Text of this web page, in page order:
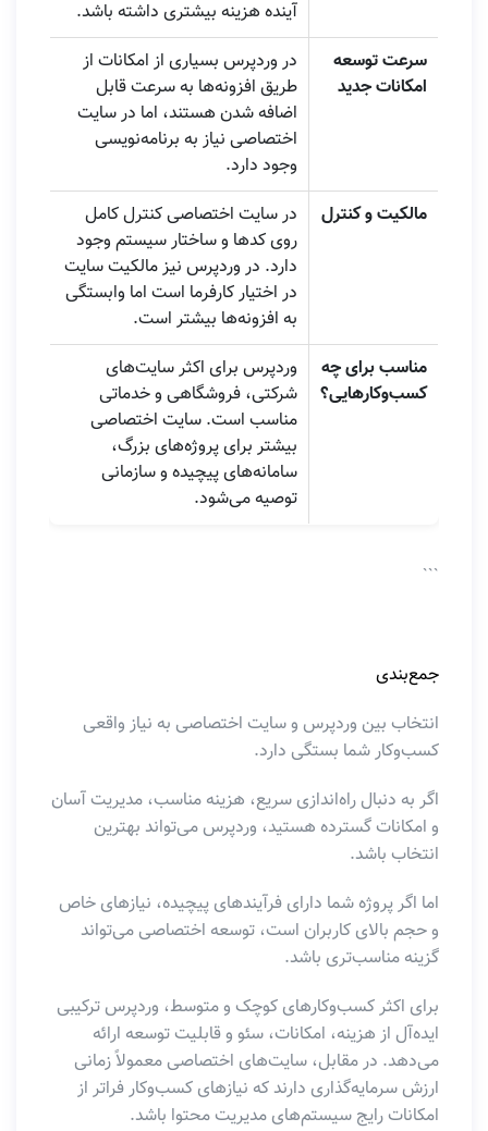
آینده هزینه بیشتری داشته باشد.
سرعت توسعه
امکانات جدید
در وردپرس بسیاری از امکانات از
طریق افزونه‌ها به سرعت قابل
اضافه شدن هستند، اما در سایت
اختصاصی نیاز به برنامه‌نویسی
وجود دارد.
مالکیت و کنترل
در سایت اختصاصی کنترل کامل
روی کدها و ساختار سیستم وجود
دارد. در وردپرس نیز مالکیت سایت
در اختیار کارفرما است اما وابستگی
به افزونه‌ها بیشتر است.
مناسب برای چه
کسب‌وکارهایی؟
وردپرس برای اکثر سایت‌های
شرکتی، فروشگاهی و خدماتی
مناسب است. سایت اختصاصی
بیشتر برای پروژه‌های بزرگ،
سامانه‌های پیچیده و سازمانی
توصیه می‌شود.
```
جمع‌بندی
انتخاب بین وردپرس و سایت اختصاصی به نیاز واقعی
کسب‌وکار شما بستگی دارد.
اگر به دنبال راه‌اندازی سریع، هزینه مناسب، مدیریت آسان
و امکانات گسترده هستید، وردپرس می‌تواند بهترین
انتخاب باشد.
اما اگر پروژه شما دارای فرآیندهای پیچیده، نیازهای خاص
و حجم بالای کاربران است، توسعه اختصاصی می‌تواند
گزینه مناسب‌تری باشد.
برای اکثر کسب‌وکارهای کوچک و متوسط، وردپرس ترکیبی
ایده‌آل از هزینه، امکانات، سئو و قابلیت توسعه ارائه
می‌دهد. در مقابل، سایت‌های اختصاصی معمولاً زمانی
ارزش سرمایه‌گذاری دارند که نیازهای کسب‌وکار فراتر از
امکانات رایج سیستم‌های مدیریت محتوا باشد.